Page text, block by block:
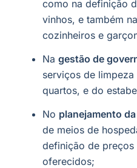
como na definição
vinhos, e também
cozinheiros e
Na gestão de
serviços de
quartos, e do
No planejamento
de meios de
definição de preços
oferecidos;